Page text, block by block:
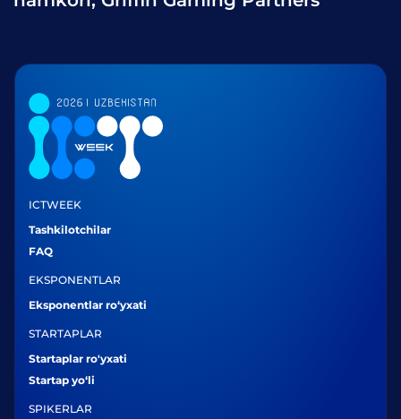
ICTWEEK
Tashkilotchilar
FAQ
EKSPONENTLAR
Eksponentlar ro‘yxati
STARTAPLAR
Startaplar ro'yxati
Startap yo‘li
SPIKERLAR